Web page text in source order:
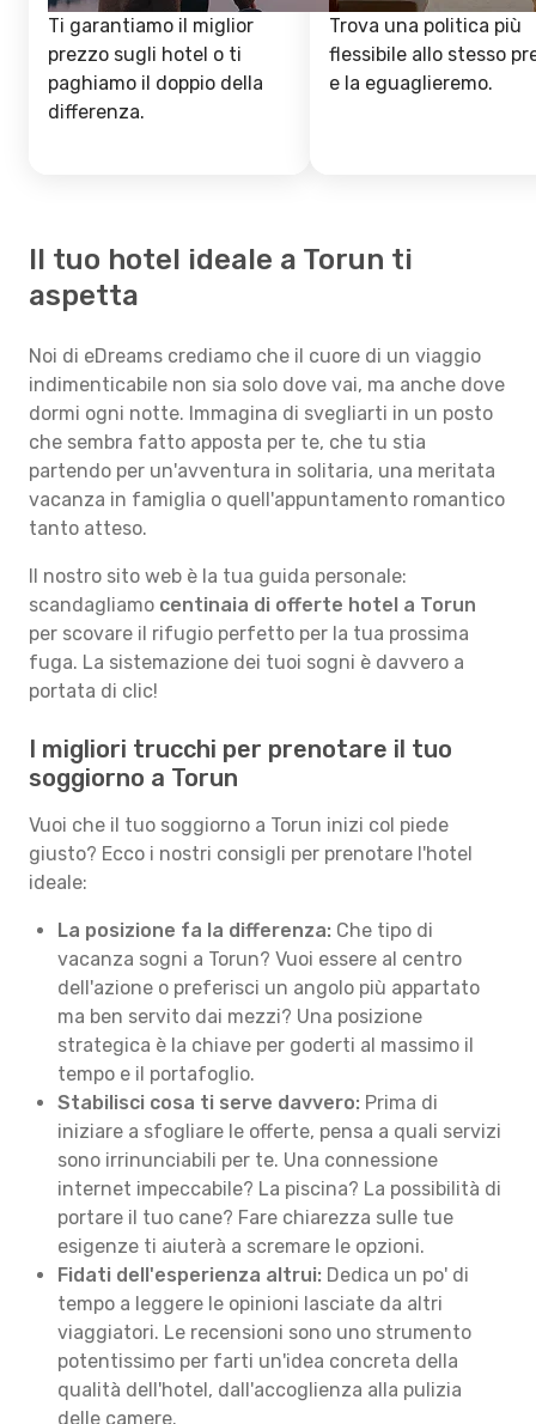
Ti garantiamo il miglior
prezzo sugli hotel o ti
paghiamo il doppio della
differenza.
Trova una politica più
flessibile allo stesso
e la eguaglieremo.
Il tuo hotel ideale a Torun ti
aspetta
Noi di eDreams crediamo che il cuore di un viaggio
indimenticabile non sia solo dove vai, ma anche dove
dormi ogni notte. Immagina di svegliarti in un posto
che sembra fatto apposta per te, che tu stia
partendo per un'avventura in solitaria, una meritata
vacanza in famiglia o quell'appuntamento romantico
tanto atteso.
Il nostro sito web è la tua guida personale:
scandagliamo centinaia di offerte hotel a Torun
per scovare il rifugio perfetto per la tua prossima
fuga. La sistemazione dei tuoi sogni è davvero a
portata di clic!
I migliori trucchi per prenotare il tuo
soggiorno a Torun
Vuoi che il tuo soggiorno a Torun inizi col piede
giusto? Ecco i nostri consigli per prenotare l'hotel
ideale:
La posizione fa la differenza: Che tipo di
vacanza sogni a Torun? Vuoi essere al centro
dell'azione o preferisci un angolo più appartato
ma ben servito dai mezzi? Una posizione
strategica è la chiave per goderti al massimo il
tempo e il portafoglio.
Stabilisci cosa ti serve davvero: Prima di
iniziare a sfogliare le offerte, pensa a quali servizi
sono irrinunciabili per te. Una connessione
internet impeccabile? La piscina? La possibilità di
portare il tuo cane? Fare chiarezza sulle tue
esigenze ti aiuterà a scremare le opzioni.
Fidati dell'esperienza altrui: Dedica un po' di
tempo a leggere le opinioni lasciate da altri
viaggiatori. Le recensioni sono uno strumento
potentissimo per farti un'idea concreta della
qualità dell'hotel, dall'accoglienza alla pulizia
delle camere.